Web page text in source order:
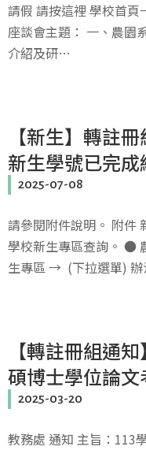
請假 請按這裡 學校首
座談會主題： 一、農園
介紹及研…
【新生】轉註
新生學號已完成
2025-07-08
請參閱附件說明。 附件
學校新生專區查詢。 ●
生專區 → (下拉選單)
【轉註冊組通
碩博士學位論
2025-03-20
教務處 通知 主旨：113